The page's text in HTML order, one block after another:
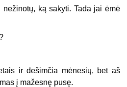
nežinotų, ką sakyti. Tada jai ėmė
ir dešimčia mėnesių, bet aš
į mažesnę pusę.